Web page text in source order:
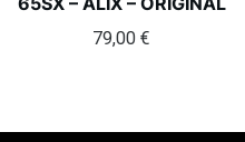
79,00€